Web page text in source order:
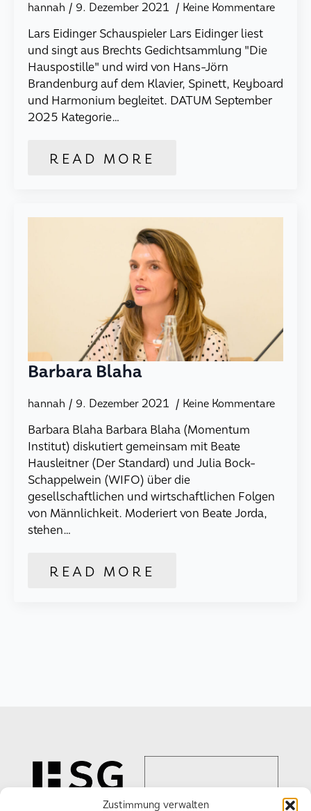
Zustimmung verwalten
hannah 9. Dezember 2021 Keine Kommentare
Lars Eidinger Schauspieler Lars Eidinger liest
und singt aus Brechts Gedichtsammlung "Die
Hauspostille" und wird von Hans-Jörn
Brandenburg auf dem Klavier, Spinett, Keyboard
und Harmonium begleitet. DATUM September
2025 Kategorie…
READ MORE
Barbara Blaha
hannah 9. Dezember 2021 Keine Kommentare
Barbara Blaha Barbara Blaha (Momentum
Institut) diskutiert gemeinsam mit Beate
Hausleitner (Der Standard) und Julia Bock-
Schappelwein (WIFO) über die
gesellschaftlichen und wirtschaftlichen Folgen
von Männlichkeit. Moderiert von Beate Jorda,
stehen…
READ MORE